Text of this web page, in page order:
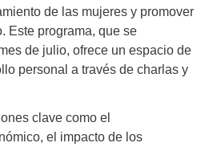
de las mujeres y promover
Este programa, que se
de julio, ofrece un espacio de
personal a través de charlas y
clave como el
el impacto de los